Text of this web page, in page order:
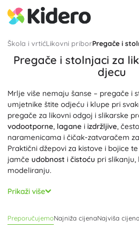
Škola i vrtićLikovni priborPregače i
Pregače i stolnjaci za
djecu
Mrlje više nemaju šanse – pregače i
umjetnike štite odjeću i klupe pri
pregače za likovni odgoj i slikarske
vodootporne, lagane i izdržljive,
naramenicama i čičak-zatvaračem za
Praktični džepovi za kistove i bojice
jamče udobnost i čistoću pri
modeliranju.
Zaštitni stolnjaci i navlake za stol
perivo voštano platno, PVC stolnjaci i
čistejednim brisanjem. Zahvaljujući
Prikaži više
PreporučujemoNajniža cijenaNajviša cijena